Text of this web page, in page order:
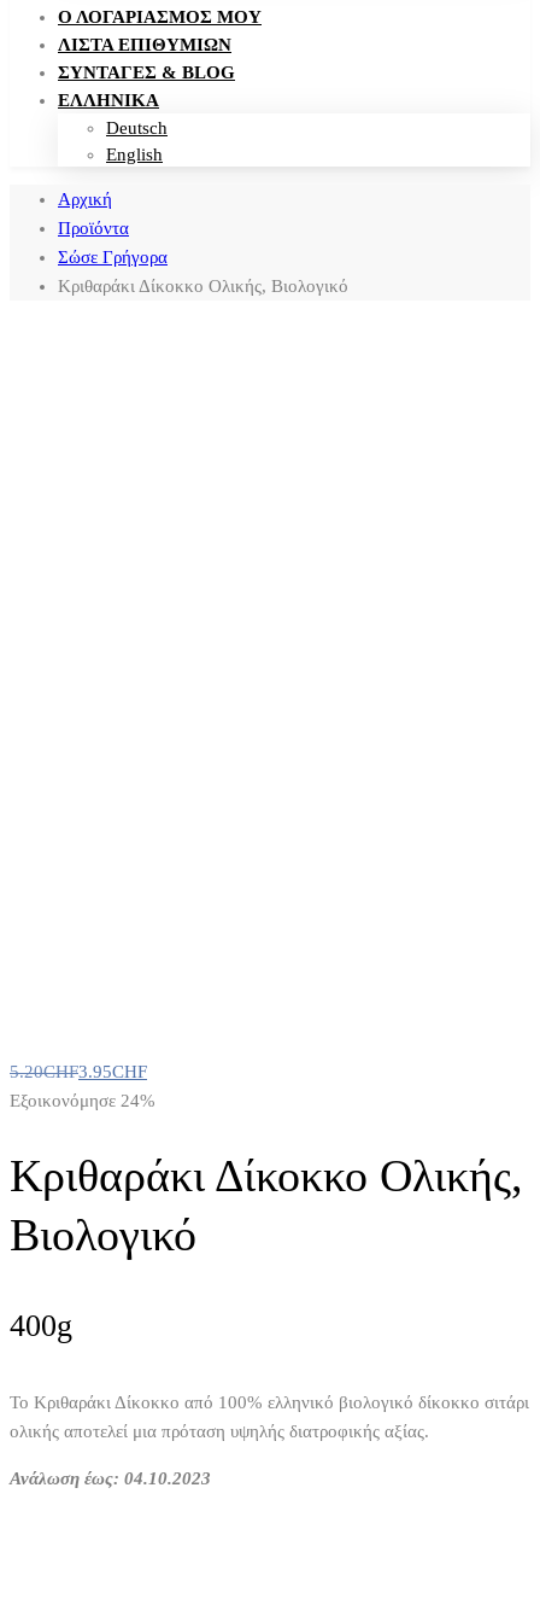
Ο ΛΟΓΑΡΙΑΣΜΌΣ ΜΟΥ
ΛΊΣΤΑ ΕΠΙΘΥΜΙΏΝ
ΣΥΝΤΑΓΈΣ & BLOG
ΕΛΛΗΝΙΚΑ
Deutsch
English
Αρχική
Προϊόντα
Σώσε Γρήγορα
Κριθαράκι Δίκοκκο Ολικής, Βιολογικό
5.20CHF3.95CHF
Εξοικονόμησε 24%
Κριθαράκι Δίκοκκο Ολικής,
Βιολογικό
400g
Το Κριθαράκι Δίκοκκο από 100% ελληνικό βιολογικό δίκοκκο σιτάρι
ολικής αποτελεί μια πρόταση υψηλής διατροφικής αξίας.
Ανάλωση έως: 04.10.2023